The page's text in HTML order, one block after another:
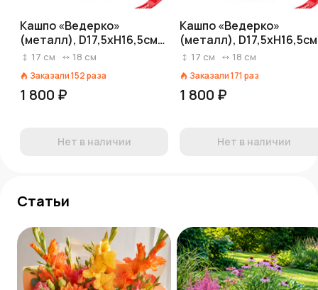
Кашпо «Ведерко»
(металл), D17,5xH16,5см,
золотой
17 см 18 см
Заказали152раза
1 800 ₽
Нет в наличии
Кашпо «Ведерко»
(металл),
красный
17 см 18 см
Заказали171 раз
1 800 ₽
Нет в наличии
Статьи